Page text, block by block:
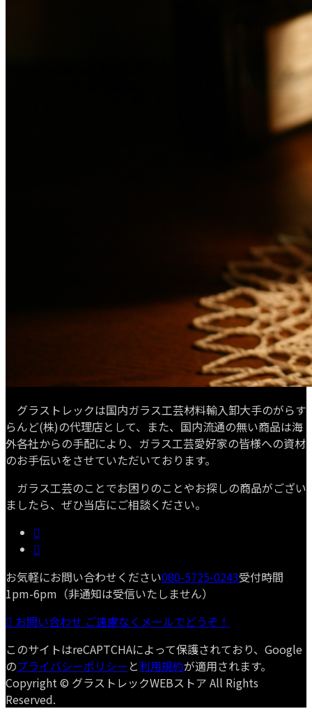
グラストレックは国内ガラス工芸材料輸入卸大手のがらす
らんど(株)の代理店として、また、国内流通の無い商品は海
外各社からの手配により、ガラス工芸愛好家の皆様への資材
のお手伝いをさせていただいております。
ガラス工芸のことでお困りのことやお探しの商品がござい
ましたら、ぜひ当店にご相談ください。
お気軽にお問い合わせください080-5725-0243受付時間
1pm-6pm（非通知は受信いたしません）
お問い合わせ ご遠慮なくメールでどうぞ！
このサイトはreCAPTCHAによって保護されており、Google
のプライバシーポリシー と利用規約が適用されます。
Copyright © グラストレックWEBストア All Rights
Reserved.